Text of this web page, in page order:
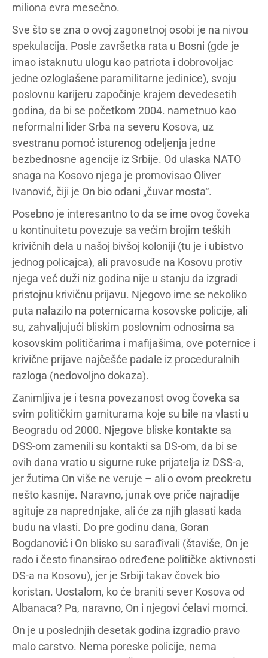
miliona evra mesečno.
Sve što se zna o ovoj zagonetnoj osobi je na nivou
spekulacija. Posle završetka rata u Bosni (gde je
imao istaknutu ulogu kao patriota i dobrovoljac
jedne ozloglašene paramilitarne jedinice), svoju
poslovnu karijeru započinje krajem devedesetih
godina, da bi se početkom 2004. nametnuo kao
neformalni lider Srba na severu Kosova, uz
svestranu pomoć isturenog odeljenja jedne
bezbednosne agencije iz Srbije. Od ulaska NATO
snaga na Kosovo njega je promovisao Oliver
Ivanović, čiji je On bio odani „čuvar mosta“.
Posebno je interesantno to da se ime ovog čoveka
u kontinuitetu povezuje sa većim brojim teških
krivičnih dela u našoj bivšoj koloniji (tu je i ubistvo
jednog policajca), ali pravosuđe na Kosovu protiv
njega već duži niz godina nije u stanju da izgradi
pristojnu krivičnu prijavu. Njegovo ime se nekoliko
puta nalazilo na poternicama kosovske policije, ali
su, zahvaljujući bliskim poslovnim odnosima sa
kosovskim političarima i mafijašima, ove poternice i
krivične prijave najčešće padale iz proceduralnih
razloga (nedovoljno dokaza).
Zanimljiva je i tesna povezanost ovog čoveka sa
svim političkim garniturama koje su bile na vlasti u
Beogradu od 2000. Njegove bliske kontakte sa
DSS-om zamenili su kontakti sa DS-om, da bi se
ovih dana vratio u sigurne ruke prijatelja iz DSS-a,
jer žutima On više ne veruje – ali o ovom preokretu
nešto kasnije. Naravno, junak ove priče najradije
agituje za naprednjake, ali će za njih glasati kada
budu na vlasti. Do pre godinu dana, Goran
Bogdanović i On blisko su sarađivali (štaviše, On je
rado i često finansirao određene političke aktivnosti
DS-a na Kosovu), jer je Srbiji takav čovek bio
koristan. Uostalom, ko će braniti sever Kosova od
Albanaca? Pa, naravno, On i njegovi ćelavi momci.
On je u poslednjih desetak godina izgradio pravo
malo carstvo. Nema poreske policije, nema